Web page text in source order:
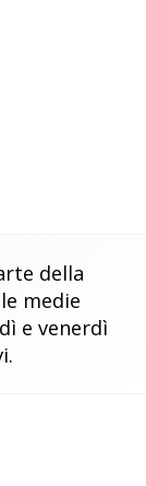
della
medie
e venerdì